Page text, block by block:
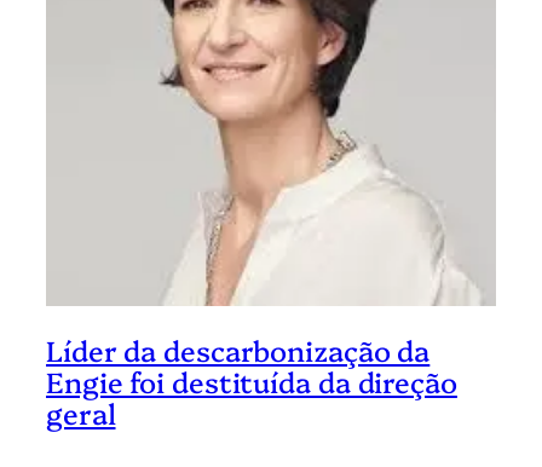
Líder da descarbonização da
Engie foi destituída da direção
geral